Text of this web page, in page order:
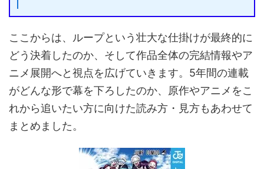
ここからは、ループという壮大な仕掛けが最終的に
どう決着したのか、そして作品全体の完結情報やア
ニメ展開へと視点を広げていきます。5年間の連載
がどんな形で幕を下ろしたのか、原作やアニメをこ
れから追いたい方に向けた読み方・見方もあわせて
まとめました。